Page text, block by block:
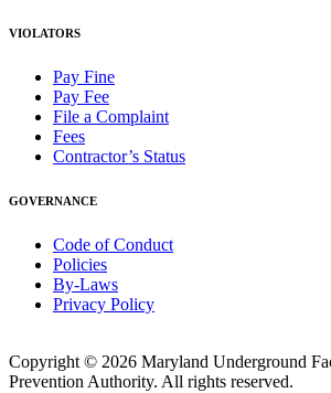
VIOLATORS
Pay Fine
Pay Fee
File a Complaint
Fees
Contractor’s Status
GOVERNANCE
Code of Conduct
Policies
By-Laws
Privacy Policy
Copyright © 2026 Maryland Underground
Prevention Authority. All rights reserved.